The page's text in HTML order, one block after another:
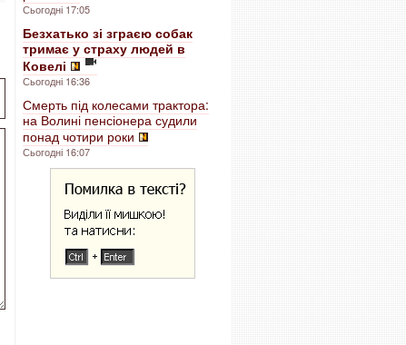
Сьогодні 17:05
Безхатько зі зграєю собак
тримає у страху людей в
Ковелі
Сьогодні 16:36
Смерть під колесами трактора:
на Волині пенсіонера судили
понад чотири роки
Сьогодні 16:07